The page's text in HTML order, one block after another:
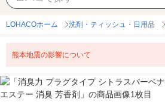
LOHACOホーム 洗剤・ティッシュ・日用品
熊本地震の影響について